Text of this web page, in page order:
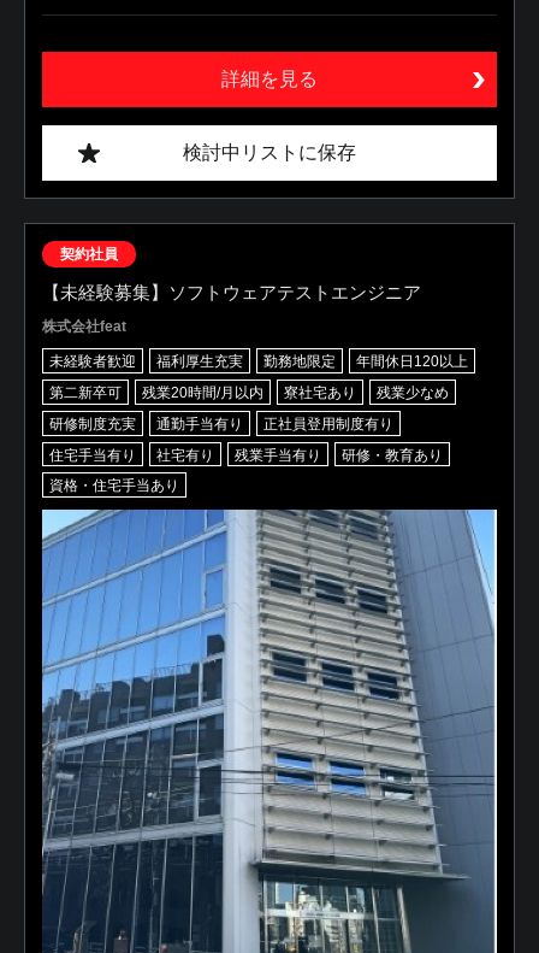
詳細を見る
検討中リストに保存
契約社員
【未経験募集】ソフトウェアテストエンジニア
株式会社feat
未経験者歓迎 福利厚生充実 勤務地限定
年間休日120以上
第二新卒可
残業20時間/月以内 寮社宅あり
残業少なめ
研修制度充実
通勤手当有り
正社員登用制度有り
住宅手当有り
社宅有り 残業手当有り
研修・教育あり
資格・住宅手当あり